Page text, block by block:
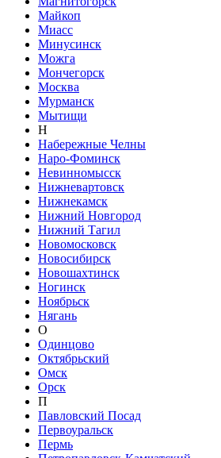
Майкоп
Миасс
Минусинск
Можга
Мончегорск
Москва
Мурманск
Мытищи
Н
Набережные Челны
Наро-Фоминск
Невинномысск
Нижневартовск
Нижнекамск
Нижний Новгород
Нижний Тагил
Новомосковск
Новосибирск
Новошахтинск
Ногинск
Ноябрьск
Нягань
О
Одинцово
Октябрьский
Омск
Орск
П
Павловский Посад
Первоуральск
Пермь